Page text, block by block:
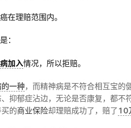
在理赔范围内。
：
加入情况，所以拒赔。
一种，而精神病是不符合相互宝的
抑郁症沾边，无论是否康复，都不
买的商业保险却理赔成功了，赔了 10